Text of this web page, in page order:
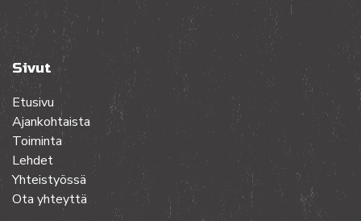
Sivut
Etusivu
Ajankohtaista
Toiminta
Lehdet
Yhteistyössä
Ota yhteyttä